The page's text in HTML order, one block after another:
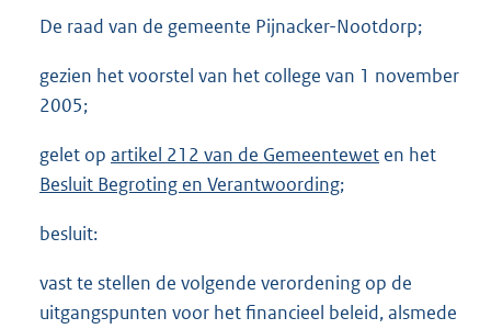
De raad van de gemeente Pijnacker-Nootdorp;
gezien het voorstel van het college van 1 november
2005;
gelet op artikel 212 van de Gemeentewet en het
Besluit Begroting en Verantwoording;
besluit:
vast te stellen de volgende verordening op de
uitgangspunten voor het financieel beleid, alsmede